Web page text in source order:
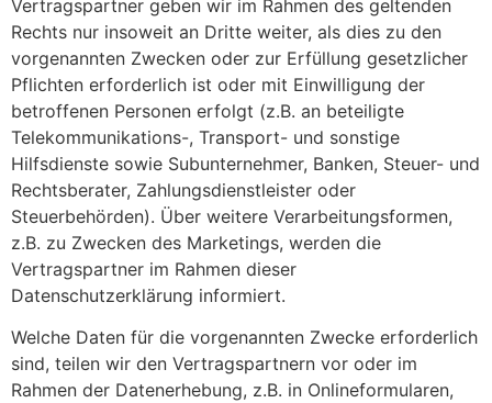
Vertragspartner geben wir im Rahmen des geltenden
Rechts nur insoweit an Dritte weiter, als dies zu den
vorgenannten Zwecken oder zur Erfüllung gesetzlicher
Pflichten erforderlich ist oder mit Einwilligung der
betroffenen Personen erfolgt (z.B. an beteiligte
Telekommunikations-, Transport- und sonstige
Hilfsdienste sowie Subunternehmer, Banken, Steuer- und
Rechtsberater, Zahlungsdienstleister oder
Steuerbehörden). Über weitere Verarbeitungsformen,
z.B. zu Zwecken des Marketings, werden die
Vertragspartner im Rahmen dieser
Datenschutzerklärung informiert.
Welche Daten für die vorgenannten Zwecke erforderlich
sind, teilen wir den Vertragspartnern vor oder im
Rahmen der Datenerhebung, z.B. in Onlineformularen,